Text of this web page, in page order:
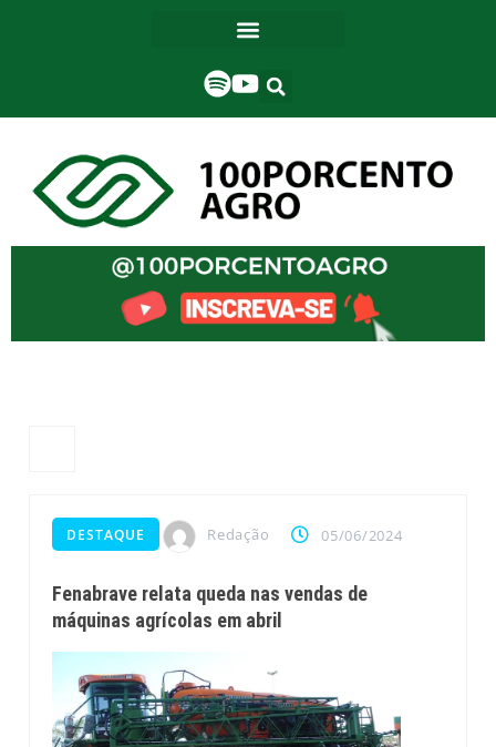
DESTAQUE Redação 05/06/2024
Fenabrave relata queda nas vendas de
máquinas agrícolas em abril